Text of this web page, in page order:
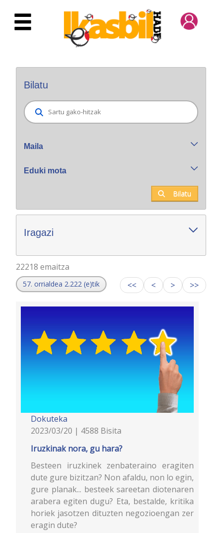
Eduki nagusira joan
Bilatu
Maila
Eduki mota
Bilatu
Iragazi
22218 emaitza
57. orrialdea 2.222 (e)tik << < > >>
Dokuteka
2023/03/20 | 4588 Bisita
Iruzkinak nora, gu hara?
Besteen iruzkinek zenbateraino eragiten
dute gure bizitzan? Non afaldu, non lo egin,
gure planak... besteek sareetan diotenaren
arabera egiten dugu? Eta, bestalde, kritika
horiek jasotzen dituzten negozioengan zer
eragin dute?